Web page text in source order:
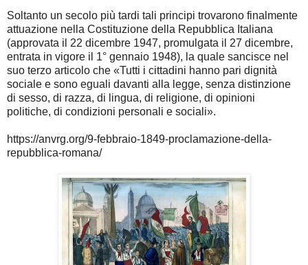
Soltanto un secolo più tardi tali principi trovarono finalmente
attuazione nella Costituzione della Repubblica Italiana
(approvata il 22 dicembre 1947, promulgata il 27 dicembre,
entrata in vigore il 1° gennaio 1948), la quale sancisce nel
suo terzo articolo che «Tutti i cittadini hanno pari dignità
sociale e sono eguali davanti alla legge, senza distinzione
di sesso, di razza, di lingua, di religione, di opinioni
politiche, di condizioni personali e sociali».
https://anvrg.org/9-febbraio-1849-proclamazione-della-
repubblica-romana/